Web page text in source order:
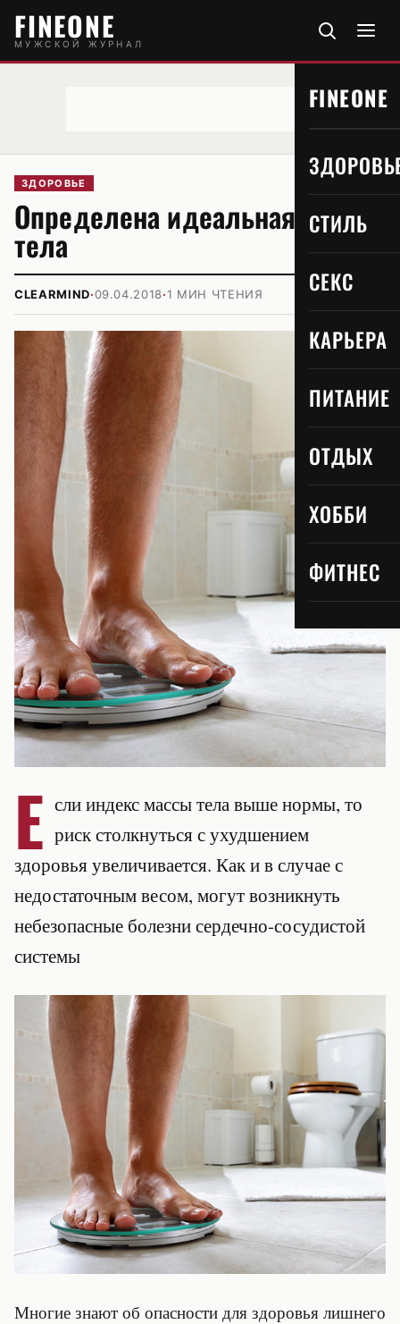
FINEONE
МУЖСКОЙ ЖУРНАЛ
FINEONE
СТИЛЬ
СЕКС
КАРЬЕРА
ПИТАНИЕ
ОТДЫХ
ХОББИ
ФИТНЕС
ЗДОРОВЬЕ
Определена идеальная масса
тела
CLEARMIND·09.04.2018·1 МИН ЧТЕНИЯ
Е сли индекс массы тела выше нормы, то
риск столкнуться с ухудшением
здоровья увеличивается. Как и в случае с
недостаточным весом, могут возникнуть
небезопасные болезни сердечно-сосудистой
системы
Многие знают об опасности для здоровья лишнего